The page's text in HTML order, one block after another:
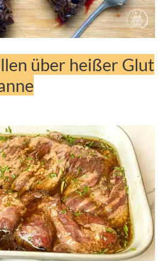
über heißer Glut